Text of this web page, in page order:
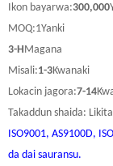
Ikon bayarwa:300,000
MOQ:1Yanki
3-H Magana
Misali:1-3Kwanaki
Lokacin jagora:7-14
Takaddun shaida:
ISO9001, AS9100D,
da dai sauransu.